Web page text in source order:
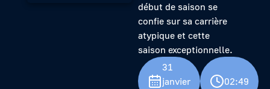
début de saison se
confie sur sa carrière
atypique et cette
saison exceptionnelle.
31
janvier
02:49